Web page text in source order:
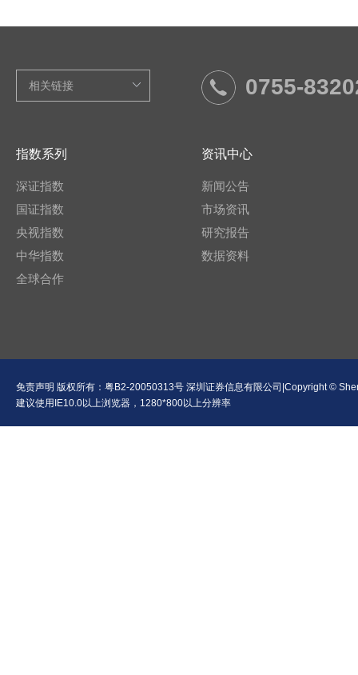
0755-
指数系列
深证指数
国证指数
央视指数
中华指数
全球合作
资讯中心
新闻公告
市场资讯
研究报告
数据资料
免责声明 版权所有： 粤B2-20050313号 深圳证券信息有限公司|Copyright ©
建议使用IE10.0以上浏览器，1280*800以上分辨率